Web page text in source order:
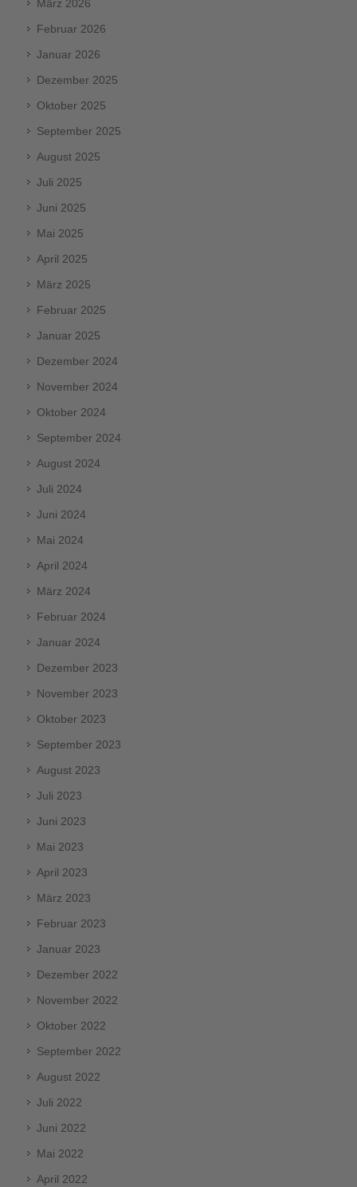
März 2026
Februar 2026
Januar 2026
Dezember 2025
Oktober 2025
September 2025
August 2025
Juli 2025
Juni 2025
Mai 2025
April 2025
März 2025
Februar 2025
Januar 2025
Dezember 2024
November 2024
Oktober 2024
September 2024
August 2024
Juli 2024
Juni 2024
Mai 2024
April 2024
März 2024
Februar 2024
Januar 2024
Dezember 2023
November 2023
Oktober 2023
September 2023
August 2023
Juli 2023
Juni 2023
Mai 2023
April 2023
März 2023
Februar 2023
Januar 2023
Dezember 2022
November 2022
Oktober 2022
September 2022
August 2022
Juli 2022
Juni 2022
Mai 2022
April 2022